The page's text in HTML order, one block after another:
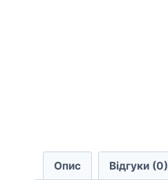
Опис Відгуки (0)